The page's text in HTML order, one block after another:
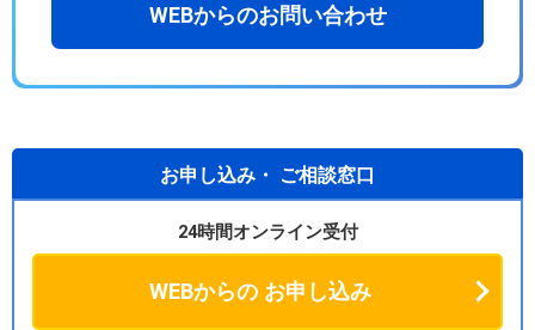
WEBからのお問い合わせ
お申し込み・ ご相談窓口
24時間オンライン受付
WEBからのお申し込み